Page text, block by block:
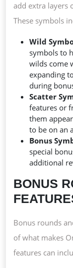
add extra layers
These symbols
Wild
symbols to
wilds come
expanding
during
Scatter
features or
them
to be on an
Bonus
special
additional
BONUS
Bonus rounds
of what makes
features can